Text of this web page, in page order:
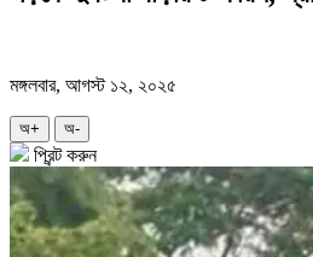
মঙ্গলবার, আগস্ট ১২, ২০২৫
অ+ অ-
প্রিন্ট করুন